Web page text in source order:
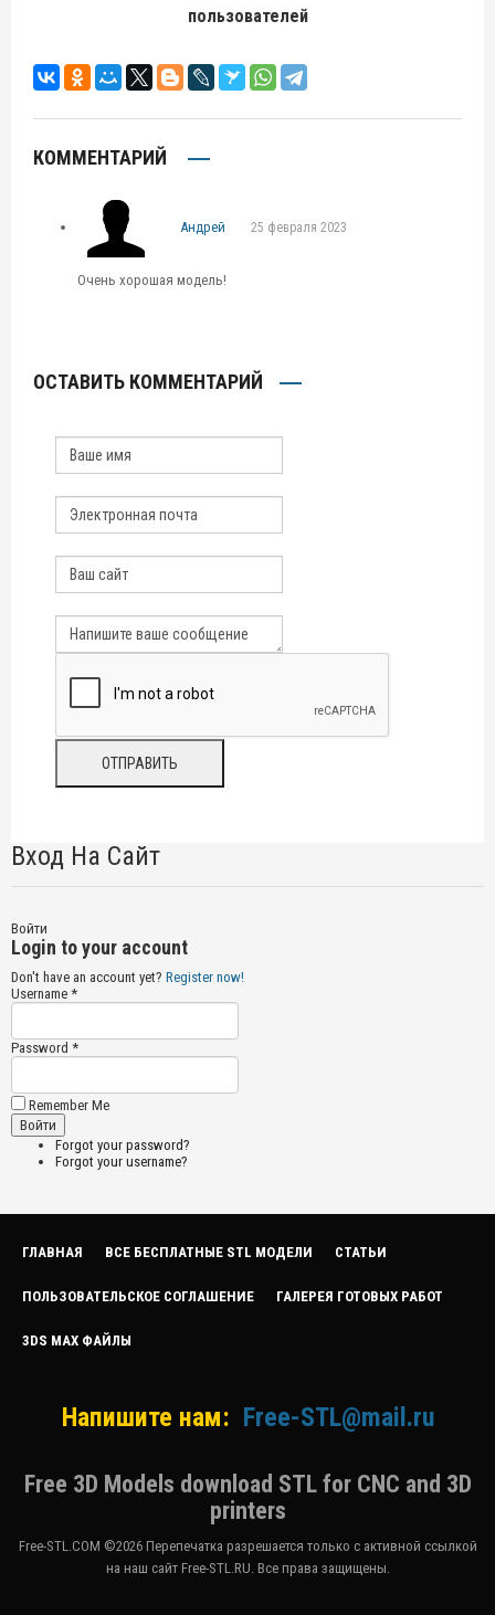
пользователей
КОММЕНТАРИЙ
Андрей 25 февраля 2023
Очень хорошая модель!
ОСТАВИТЬ КОММЕНТАРИЙ
Вход На Сайт
Войти
Login to your account
Don't have an account yet? Register now!
Username *
Password *
Remember Me
Forgot your password?
Forgot your username?
ГЛАВНАЯ ВСЕ БЕСПЛАТНЫЕ STL МОДЕЛИ СТАТЬИ
ПОЛЬЗОВАТЕЛЬСКОЕ СОГЛАШЕНИЕ ГАЛЕРЕЯ ГОТОВЫХ РАБОТ
3DS MAX ФАЙЛЫ
Напишите нам: Free-STL@mail.ru
Free 3D Models download STL for CNC and 3D
printers
Free-STL.COM ©2026 Перепечатка разрешается только с активной ссылкой
на наш сайт Free-STL.RU. Все права защищены.